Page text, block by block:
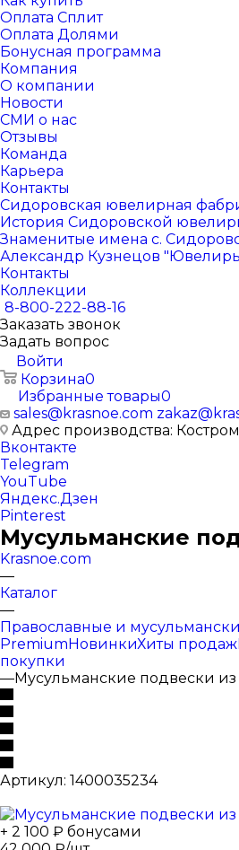
Оплата Сплит
Оплата Долями
Бонусная программа
Компания
О компании
Новости
СМИ о нас
Отзывы
Команда
Карьера
Контакты
Сидоровская ювелирная
История Сидоровской
Знаменитые имена с.
Александр Кузнецов
Контакты
Коллекции
8-800-222-88-16
Заказать звонок
Задать вопрос
Войти
Корзина0
Избранные товары0
sales@krasnoe.com
Адрес производства:
Вконтакте
Telegram
YouTube
Яндекс.Дзен
Pinterest
Мусульманские
Krasnoe.com
—
Каталог
—
Православные и
PremiumНовинкиХиты продаж
покупки
—Мусульманские подвески из
Артикул: 1400035234
+ 2 100 ₽ бонусами